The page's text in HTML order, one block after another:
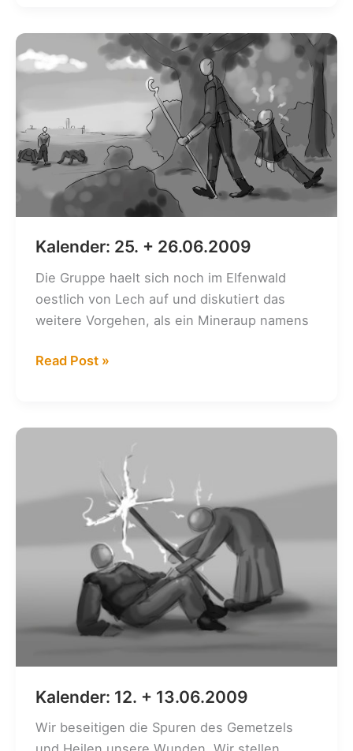
13.03.2010
Kalender: 25. + 26.06.2009
Die Gruppe haelt sich noch im Elfenwald
oestlich von Lech auf und diskutiert das
weitere Vorgehen, als ein Mineraup namens
Kalender:
26.06.2009
Read Post »
Kalender: 12. + 13.06.2009
Wir beseitigen die Spuren des Gemetzels